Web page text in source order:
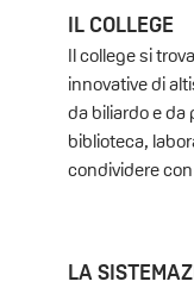
IL COLLEGE
Il college si
innovative di
da biliardo e da
biblioteca,
condividere
LA